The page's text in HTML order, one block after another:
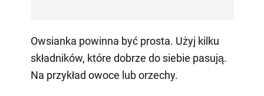
Owsianka powinna być prosta. Użyj kilku
składników, które dobrze do siebie pasują.
Na przykład owoce lub orzechy.